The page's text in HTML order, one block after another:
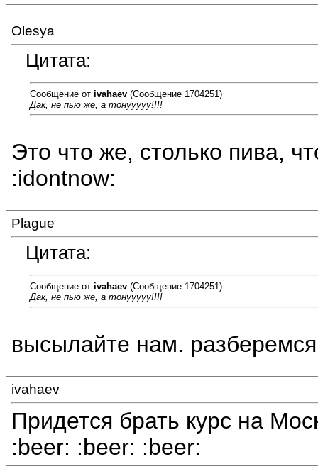
Olesya
Цитата:
Сообщение от ivahaev (Сообщение 1704251)
Дак, не пью же, а тонууууу!!!!
Это что же, столько пива,
:idontnow:
Plague
Цитата:
Сообщение от ivahaev (Сообщение 1704251)
Дак, не пью же, а тонууууу!!!!
высылайте нам.
ivahaev
Придется брать курс на
:beer: :beer: :beer: